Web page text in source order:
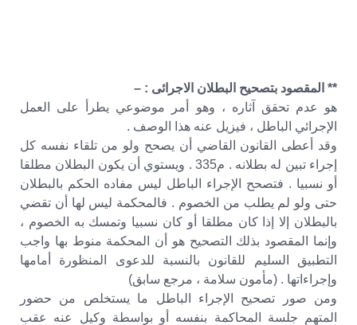
** المقصود بتصحيح البطلان الاجرائى : –
هو عدم تحقق آثاره ، وهو أمر موضوعي يطرأ على العمل
الإجرائي الباطل ، فيزيل عنه هذا الوصف .
وقد أعطى القانون القاضي أن يصحح ولو من تلقاء نفسه كل
إجراء تبين له بطلانه . م335 . ويستوي أن يكون البطلان مطلقا
أو نسبيا . فتصحح الإجراء الباطل ليس مفاده الحكم بالبطلان
حتى ولو لم يطلب من الخصوم . فالمحكمة ليس لها أن تقضي
بالبطلان إلا إذا كان مطلقا أو كان نسبيا وتمسك به الخصوم ،
وإنما المقصود بذلك التصحيح هو أن المحكمة منوط بها واجب
التطبيق السليم للقانون بالنسبة للدعوى المنظورة أمامها
وإجراءاتها . (مأمون سلامة ، مرجع سابق)
ومن صور تصحيح الإجراء الباطل ما يستخلص من حضور
المتهم جلسة المحاكمة بنفسه أو بواسطة وكيل عنه عقب